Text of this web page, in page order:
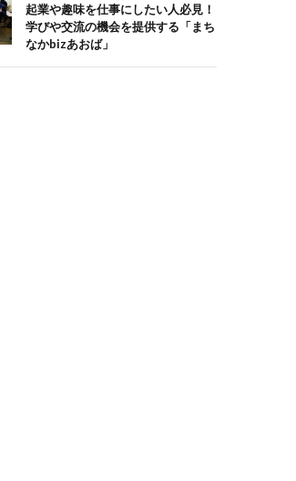
起業や趣味を仕事にしたい人必見！
学びや交流の機会を提供する「まち
なかbizあおば」